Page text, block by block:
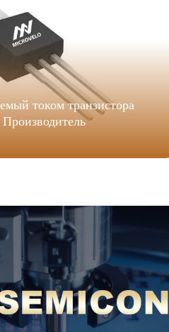
током транзистора
Производитель